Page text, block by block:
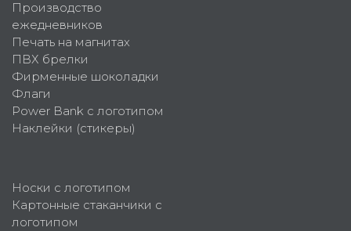
Производство
ежедневников
Печать на магнитах
ПВХ брелки
Фирменные шоколадки
Флаги
Power Bank с логотипом
Наклейки (стикеры)
Носки с логотипом
Картонные стаканчики с
логотипом